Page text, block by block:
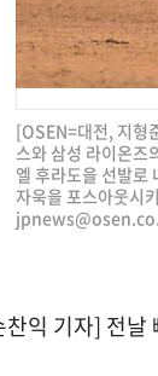
[OSEN=대전, 지형
스와 삼성 라이온즈
엘 후라도을 선발로
자욱을 포스아웃시
익 기자] 전날